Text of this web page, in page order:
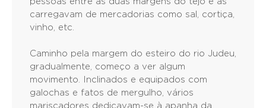
carregavam de mercadorias como sal, cortiça,
vinho, etc.
Caminho pela margem do esteiro do rio Judeu,
gradualmente, começo a ver algum
movimento. Inclinados e equipados com
galochas e fatos de mergulho, vários
mariscadores dedicavam-se à apanha da